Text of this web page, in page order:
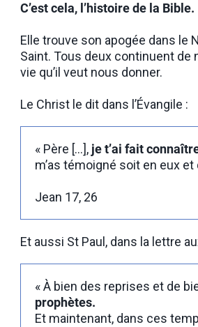
C’est cela, l’histoire de la Bible.
Elle trouve son apogée dans le
Saint. Tous deux continuent de
vie qu’il veut nous donner.
Le Christ le dit dans l’Évangile :
« Père […], je t’ai fait
m’as témoigné soit en eux
Jean 17, 26
Et aussi St Paul, dans la lettre
« À bien des reprises et de
prophètes.
Et maintenant, dans ces